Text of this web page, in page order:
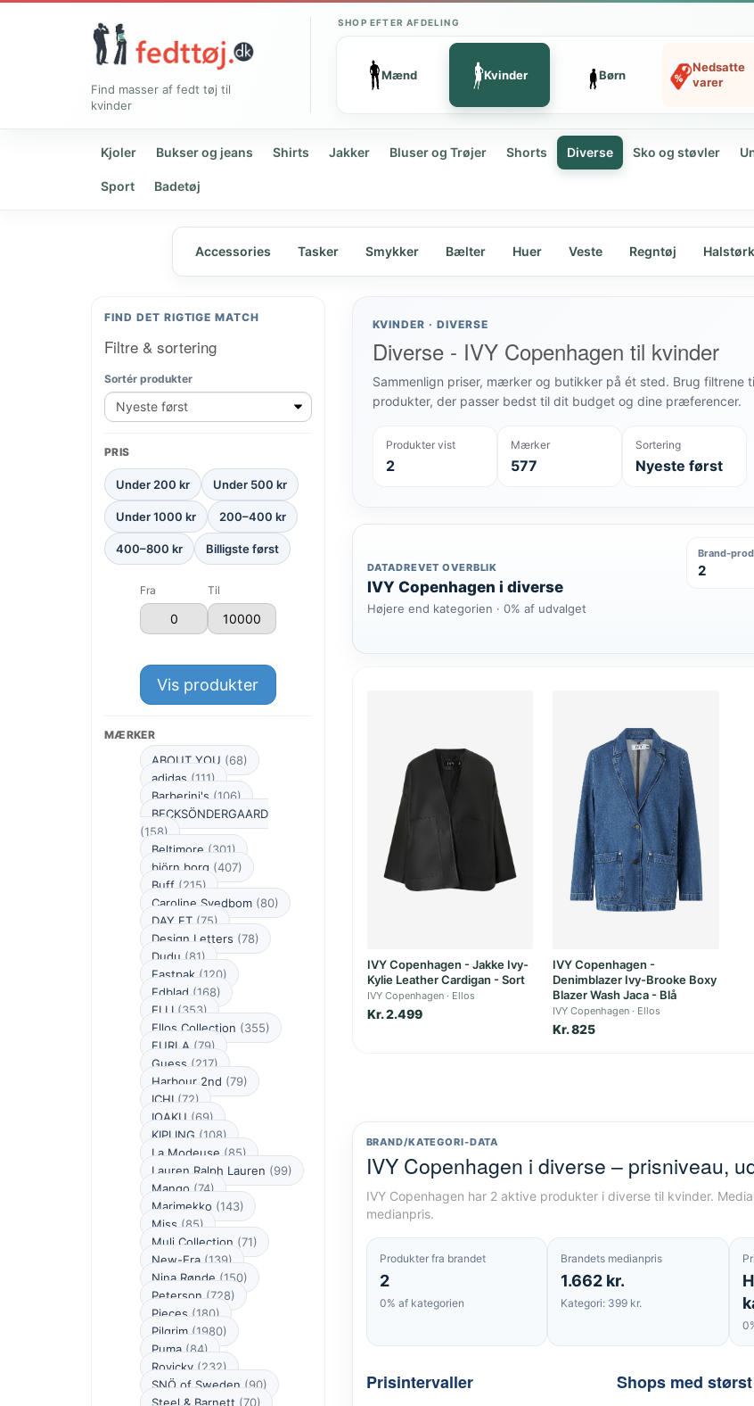
Find masser af fedt tøj til
kvinder
SHOP EFTER AFDELING
Mænd Kvinder Børn
Nedsatte
varer
Kjoler Bukser og jeans Shirts Jakker Bluser og Trøjer Shorts Diverse Sko og støvler
Sport Badetøj
Accessories Tasker Smykker Bælter Huer Veste Regntøj
FIND DET RIGTIGE MATCH
Filtre & sortering
Sortér produkter
PRIS
Under 200 kr Under 500 kr
Under 1000 kr 200–400 kr
400–800 kr Billigste først
Fra Til
Vis produkter
MÆRKER
ABOUT YOU (68)
adidas (111)
Barberini's (106)
BECKSÖNDERGAARD
(158)
Beltimore (301)
björn borg (407)
Buff (215)
Caroline Svedbom (80)
DAY ET (75)
Design Letters (78)
Dudu (81)
Eastpak (120)
Edblad (168)
ELLI (353)
Ellos Collection (355)
FURLA (79)
Guess (217)
Harbour 2nd (79)
ICHI (72)
IOAKU (69)
KIPLING (108)
La Modeuse (85)
Lauren Ralph Lauren (99)
Mango (74)
Marimekko (143)
Miss (85)
Muli Collection (71)
New-Era (139)
Nina Rønde (150)
Peterson (728)
Pieces (180)
Pilgrim (1980)
Puma (84)
Rovicky (232)
SNÖ of Sweden (90)
Steel & Barnett (70)
KVINDER · DIVERSE
Diverse - IVY Copenhagen til kvinder
Sammenlign priser, mærker og butikker på ét sted. Brug filtrene
produkter, der passer bedst til dit budget og dine præferencer.
Produkter vist
2
Mærker
577
Sortering
Nyeste først
DATADREVET OVERBLIK
IVY Copenhagen i diverse
Højere end kategorien · 0% af udvalget
Brand-
2
IVY Copenhagen - Jakke Ivy-
Kylie Leather Cardigan - Sort
IVY Copenhagen Ellos
Kr. 2.499
IVY Copenhagen -
Denimblazer Ivy-Brooke Boxy
Blazer Wash Jaca - Blå
IVY Copenhagen Ellos
Kr. 825
BRAND/KATEGORI-DATA
IVY Copenhagen i diverse – prisniveau,
IVY Copenhagen har 2 aktive produkter i diverse til kvinder.
medianpris.
Produkter fra brandet
2
0% af kategorien
Brandets medianpris
1.662 kr.
Kategori: 399 kr.
Prisintervaller Shops med